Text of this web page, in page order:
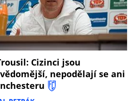
Cizinci jsou
nepodělají se ani